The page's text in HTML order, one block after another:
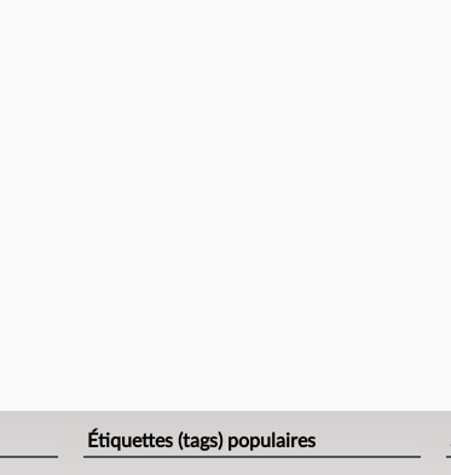
Étiquettes (tags) populaires